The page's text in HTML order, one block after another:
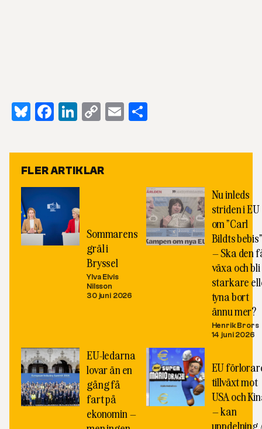
Bluesky
Facebook
LinkedIn
CopyEmail
FLER ARTIKLAR
Sommarens
gräl i
Bryssel
Ylva Elvis
Nilsson
30 juni 2026
Nu inleds
striden i EU
om ”Carl
Bildts bebis”
– Ska den
växa och bli
starkare
tyna bort
ännu mer?
Henrik Brors
14 juni 2026
EU-ledarna
lovar än en
gång få
fart på
ekonomin –
EU
tillväxt mot
USA och
– kan
uppdelning